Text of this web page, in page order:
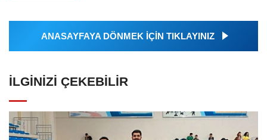
ANASAYFAYA DÖNMEK İÇİN TIKLAYINIZ
İLGINIZI ÇEKEBILIR